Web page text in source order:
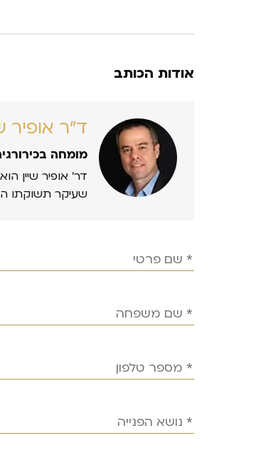
אודות הכותב
ד״ר אופיר
מומחה
דר’ אופיר שיין
שעיקר תשוקתו